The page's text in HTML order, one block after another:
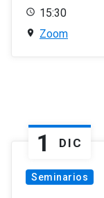
15:30
Zoom
1 DIC
Seminarios